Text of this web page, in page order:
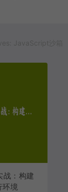
：构建
环境